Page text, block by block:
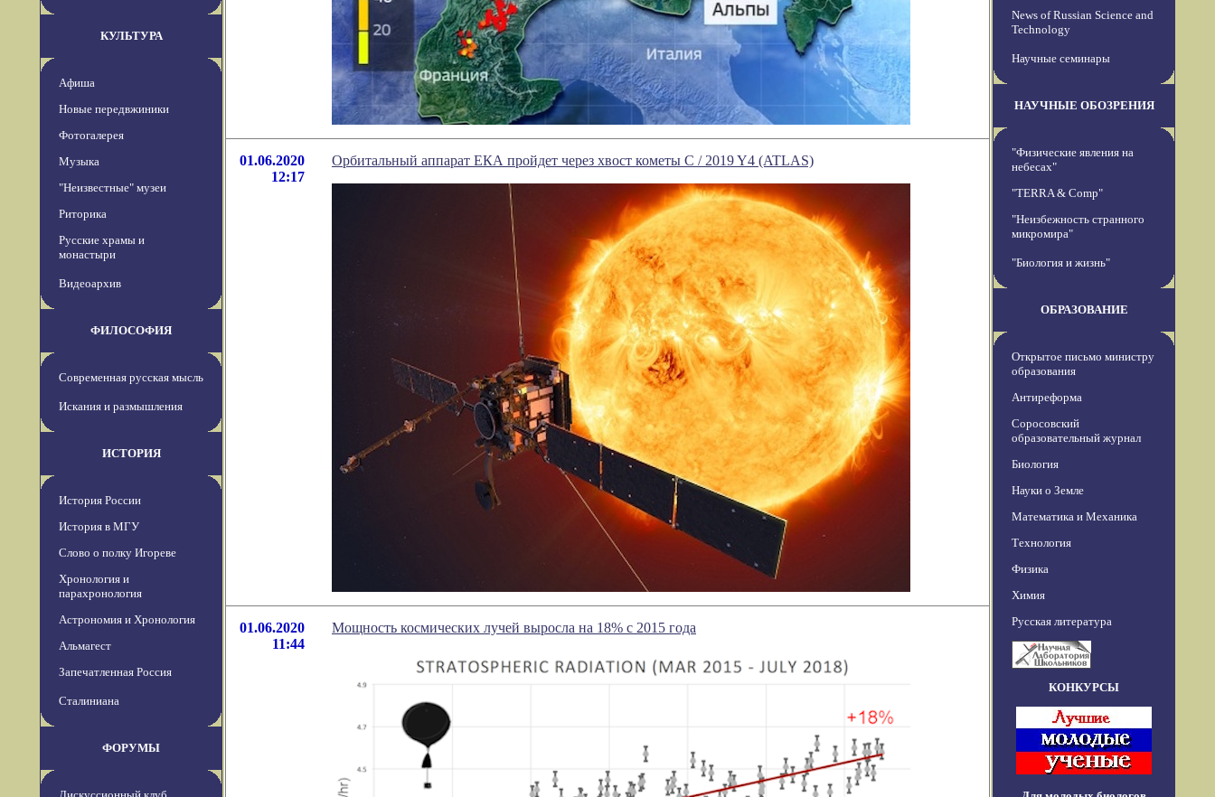
КУЛЬТУРА
Афиша
Новые передвжиники
Фотогалерея
Музыка
"Неизвестные" музеи
Риторика
Русские храмы и
монастыри
Видеоархив
ФИЛОСОФИЯ
Современная русская мысль
Искания и размышления
ИСТОРИЯ
История России
История в МГУ
Слово о полку Игореве
Хронология и
парахронология
Астрономия и Хронология
Альмагест
Запечатленная Россия
Сталиниана
ФОРУМЫ
01.06.2020
12:17
Орбитальный аппарат ЕКА пройдет через хвост кометы C / 2019 Y4 (ATLAS)
01.06.2020
11:44
Мощность космических лучей выросла на 18% с 2015 года
News of Russian Science and
Technology
Научные семинары
НАУЧНЫЕ ОБОЗРЕНИЯ
"Физические явления на
небесах"
"TERRA & Comp"
"Неизбежность странного
микромира"
"Биология и жизнь"
ОБРАЗОВАНИЕ
Открытое письмо министру
образования
Антиреформа
Соросовский
образовательный журнал
Биология
Науки о Земле
Математика и Механика
Технология
Физика
Химия
Русская литература
КОНКУРСЫ